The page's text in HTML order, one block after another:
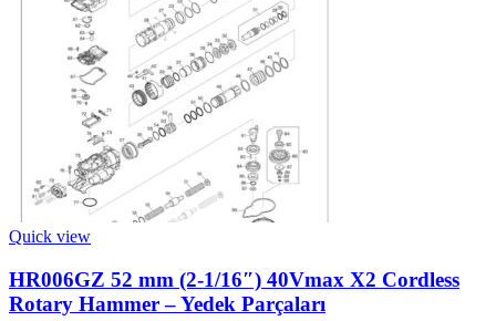
Quick view
HR006GZ 52 mm (2-1/16″) 40Vmax X2 Cordless
Rotary Hammer – Yedek Parçaları